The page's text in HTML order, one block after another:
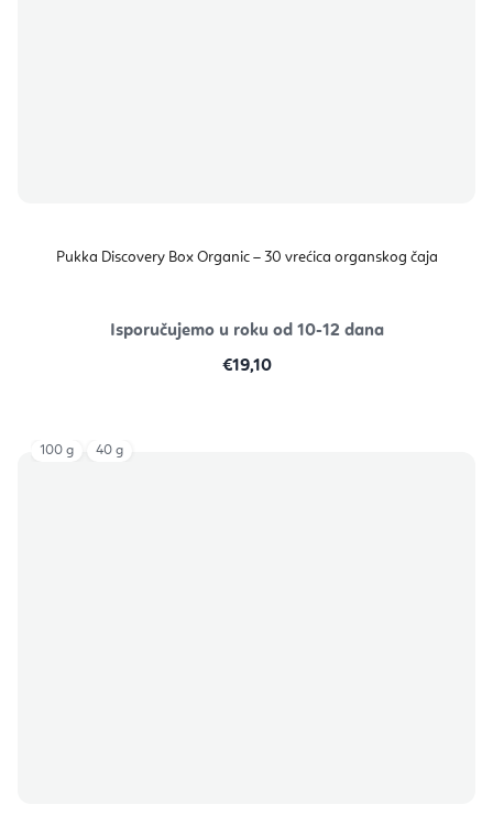
Pukka Discovery Box Organic – 30 vrećica organskog čaja
Isporučujemo u roku od 10-12 dana
€19,10
100 g 40 g